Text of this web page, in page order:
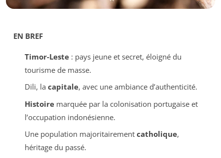
EN BREF
Timor-Leste: pays jeune et secret, éloigné du
tourisme de masse.
Dili, la capitale, avec une ambiance d’authenticité.
Histoiremarquée par la colonisation portugaise et
l’occupation indonésienne.
Une population majoritairement catholique,
héritage du passé.